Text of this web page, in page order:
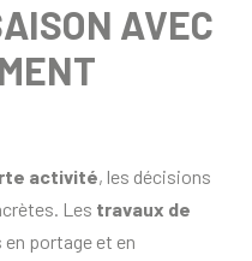
AVEC
activité, les décisions
Les travaux de
portage et en